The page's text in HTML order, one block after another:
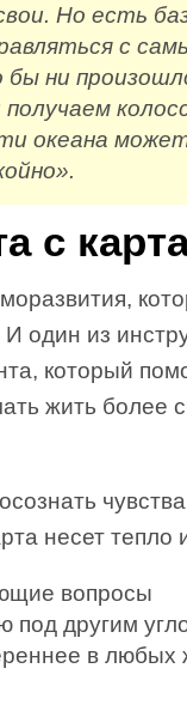
Но есть
с
ни
океана
с
один из
который
жить более
несет тепло
вопросы
под другим
в